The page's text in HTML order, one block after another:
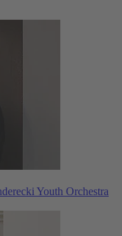
Youth Orchestra